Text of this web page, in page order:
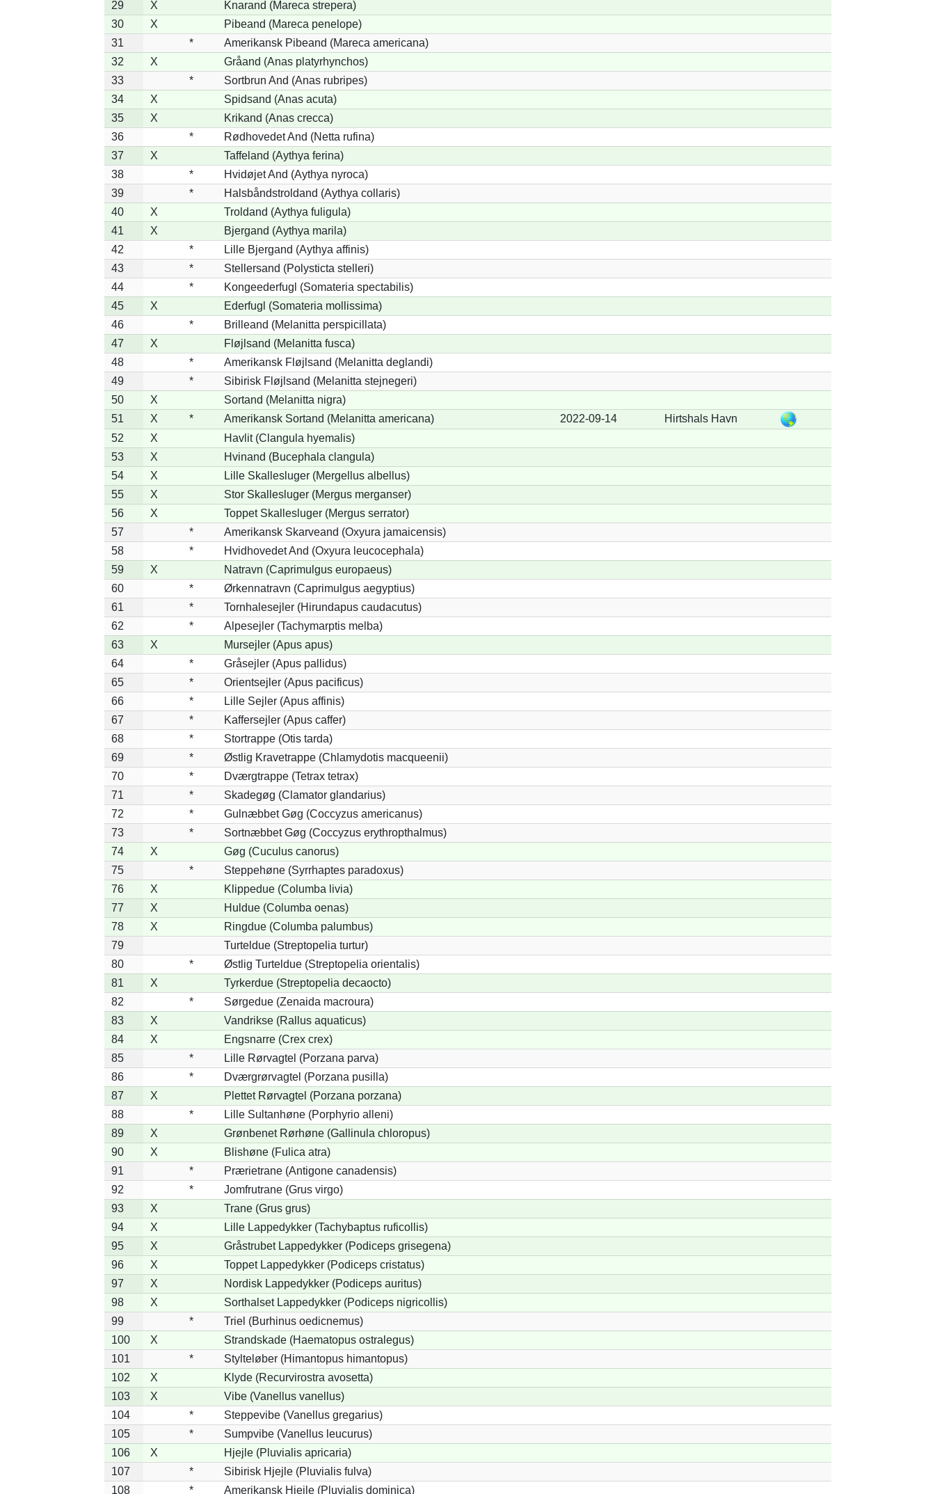
29
X
Knarand (Mareca strepera)
30
X
Pibeand (Mareca penelope)
31
*
Amerikansk Pibeand (Mareca americana)
32
X
Gråand (Anas platyrhynchos)
33
*
Sortbrun And (Anas rubripes)
34
X
Spidsand (Anas acuta)
35
X
Krikand (Anas crecca)
36
*
Rødhovedet And (Netta rufina)
37
X
Taffeland (Aythya ferina)
38
*
Hvidøjet And (Aythya nyroca)
39
*
Halsbåndstroldand (Aythya collaris)
40
X
Troldand (Aythya fuligula)
41
X
Bjergand (Aythya marila)
42
*
Lille Bjergand (Aythya affinis)
43
*
Stellersand (Polysticta stelleri)
44
*
Kongeederfugl (Somateria spectabilis)
45
X
Ederfugl (Somateria mollissima)
46
*
Brilleand (Melanitta perspicillata)
47
X
Fløjlsand (Melanitta fusca)
48
*
Amerikansk Fløjlsand (Melanitta deglandi)
49
*
Sibirisk Fløjlsand (Melanitta stejnegeri)
50
X
Sortand (Melanitta nigra)
51
X * Amerikansk Sortand (Melanitta americana) 2022-09-14
Hirtshals Havn
52
X
Havlit (Clangula hyemalis)
53
X
Hvinand (Bucephala clangula)
54
X
Lille Skallesluger (Mergellus albellus)
55
X
Stor Skallesluger (Mergus merganser)
56
X
Toppet Skallesluger (Mergus serrator)
57
*
Amerikansk Skarveand (Oxyura jamaicensis)
58
*
Hvidhovedet And (Oxyura leucocephala)
59
X
Natravn (Caprimulgus europaeus)
60
*
Ørkennatravn (Caprimulgus aegyptius)
61
*
Tornhalesejler (Hirundapus caudacutus)
62
*
Alpesejler (Tachymarptis melba)
63
X
Mursejler (Apus apus)
64
*
Gråsejler (Apus pallidus)
65
*
Orientsejler (Apus pacificus)
66
*
Lille Sejler (Apus affinis)
67
*
Kaffersejler (Apus caffer)
68
*
Stortrappe (Otis tarda)
69
*
Østlig Kravetrappe (Chlamydotis macqueenii)
70
*
Dværgtrappe (Tetrax tetrax)
71
*
Skadegøg (Clamator glandarius)
72
*
Gulnæbbet Gøg (Coccyzus americanus)
73
*
Sortnæbbet Gøg (Coccyzus erythropthalmus)
74
X
Gøg (Cuculus canorus)
75
*
Steppehøne (Syrrhaptes paradoxus)
76
X
Klippedue (Columba livia)
77
X
Huldue (Columba oenas)
78
X
Ringdue (Columba palumbus)
79
Turteldue (Streptopelia turtur)
80
*
Østlig Turteldue (Streptopelia orientalis)
81
X
Tyrkerdue (Streptopelia decaocto)
82
*
Sørgedue (Zenaida macroura)
83
X
Vandrikse (Rallus aquaticus)
84
X
Engsnarre (Crex crex)
85
*
Lille Rørvagtel (Porzana parva)
86
*
Dværgrørvagtel (Porzana pusilla)
87
X
Plettet Rørvagtel (Porzana porzana)
88
*
Lille Sultanhøne (Porphyrio alleni)
89
X
Grønbenet Rørhøne (Gallinula chloropus)
90
X
Blishøne (Fulica atra)
91
*
Prærietrane (Antigone canadensis)
92
*
Jomfrutrane (Grus virgo)
93
X
Trane (Grus grus)
94
X
Lille Lappedykker (Tachybaptus ruficollis)
95
X
Gråstrubet Lappedykker (Podiceps grisegena)
96
X
Toppet Lappedykker (Podiceps cristatus)
97
X
Nordisk Lappedykker (Podiceps auritus)
98
X
Sorthalset Lappedykker (Podiceps nigricollis)
99
*
Triel (Burhinus oedicnemus)
100
X
Strandskade (Haematopus ostralegus)
101
*
Stylteløber (Himantopus himantopus)
102
X
Klyde (Recurvirostra avosetta)
103
X
Vibe (Vanellus vanellus)
104
*
Steppevibe (Vanellus gregarius)
105
*
Sumpvibe (Vanellus leucurus)
106
X
Hjejle (Pluvialis apricaria)
107
*
Sibirisk Hjejle (Pluvialis fulva)
108
* Amerikansk Hjejle (Pluvialis dominica)